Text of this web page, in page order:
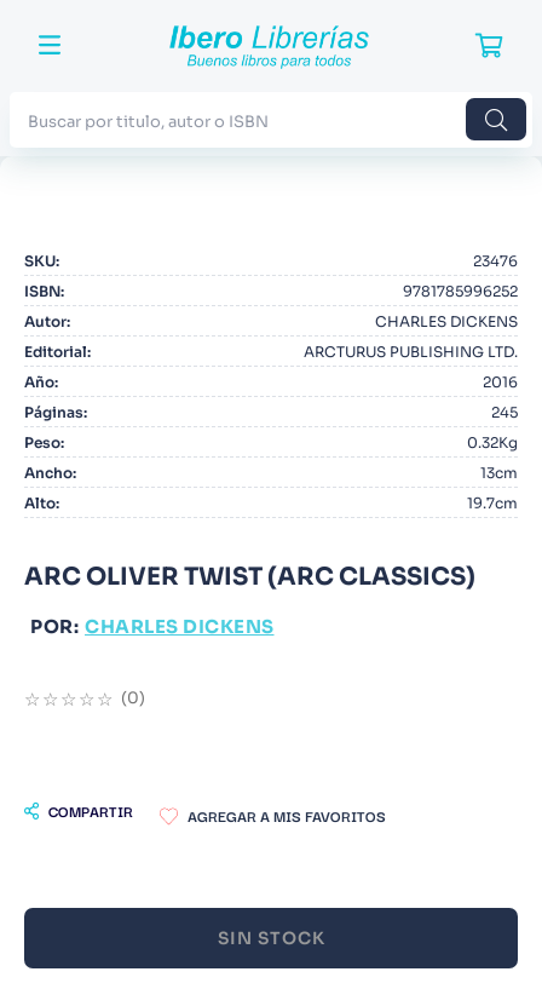
SKU:
23476
ISBN:
9781785996252
Autor:
CHARLES DICKENS
Editorial:
ARCTURUS PUBLISHING LTD.
Año:
2016
Páginas:
245
Peso:
0.32Kg
Ancho:
13cm
Alto: 19.7cm
ARC OLIVER TWIST (ARC CLASSICS)
POR: CHARLES DICKENS
☆☆☆☆☆ (0)
COMPARTIR
SIN STOCK
2. Blue Lock
3.
4. Odisea
5. Manga
6.
7. Stephen King
9. Warhammer
10. Infantil